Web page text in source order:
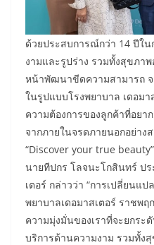
ด้วยประสบการณ์กว่า 14 ปีใ
งามและรูปร่าง รวมทั้งสุขภาพ
หน้าพัฒนาขีดความสามารถ
ในรูปแบบโรงพยาบาล เดอม
ความต้องการของลูกค้าที่อย
จากภายในจรดภายนอกอย่า
“Discover your true beauty”
นายทีปกร โลจนะโกสินทร์ ป
เตอร์ กล่าวว่า “การเปลี่ยนแ
พยาบาลเดอมาสเตอร์ ราชพ
ความมุ่งมั่นของเราที่จะยกร
บริการด้านความงาม รวมทั้ง